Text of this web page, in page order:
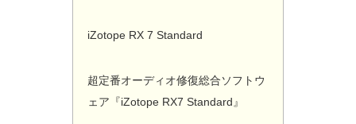
iZotope RX 7 Standard
超定番オーディオ修復総合ソフトウ
ェア『iZotope RX7 Standard』